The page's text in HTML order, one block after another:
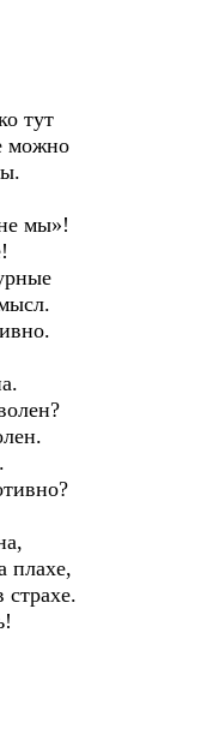
тут
можно
мы»!
плахе,